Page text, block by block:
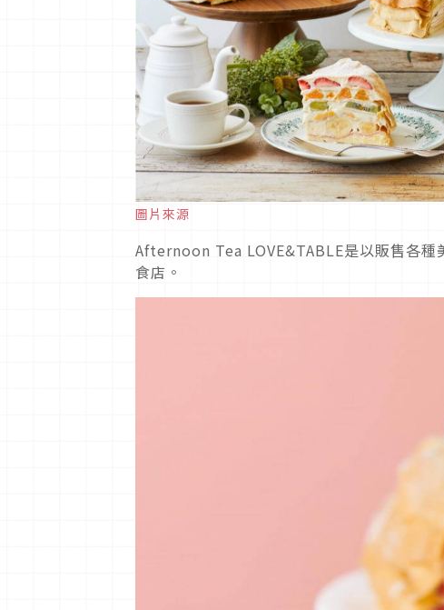
圖片來源
Afternoon Tea LOVE&TABLE是以販售各種
食店。